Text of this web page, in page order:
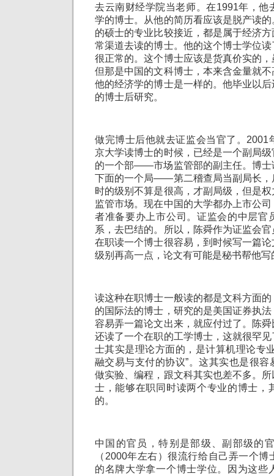
去云南财经学院当老师。在1991年，他
学的博士。从他的简历看应该是脱产读
的硕士的专业比较接近，都是属于经济
常渠道去读的博士。他的这个博士学位
很正常的。这个博士应该是货真价实的
但那是中国的文科博士，本来含金量就
他的经济学的博士是一样的。他毕业以
的博士后研究。
做完博士后他就去证监会当官了。2001
京大学读博士的时候，已经是一个副局
的一个部——市场监管部的副主任。博士
下面的一个局——第二稽查局当副局长，
时的级别不算是很高，才副局级，但是
监管市场。现在中国的大学都办上市公
者准备要办上市公司。证监会的中层官
系，去巴结的。所以，陈舜作为证监会
在职读一个博士很容易，到时候写一篇
级别再高一点，论文有可能是秘书帮他写
读这种在职博士一般读的都是文科方面
的国际法的博士，研究的是美国证券执
容易弄一篇论文出来，就应付过了。陈
还读了一个在职的工学博士，这就很罕
士其实是理论方面的，是计算机理论专
融交易与支付的协议”。这其实也是很
做实验、编程，跟文科其实也差不多。
士，能够在职同时读两个专业的博士，
的。
中国的官员，特别是部级、副部级的
（2000年左右）很流行给自己弄一个
的名牌大学拿一个博士学位。因为这些